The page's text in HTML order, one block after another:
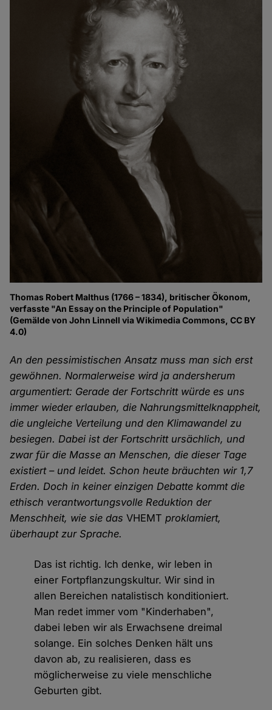
Thomas Robert Malthus (1766 – 1834), britischer Ökonom,
verfasste "An Essay on the Principle of Population"
(Gemälde von John Linnell via Wikimedia Commons, CC BY
4.0)
An den pessimistischen Ansatz muss man sich erst
gewöhnen. Normalerweise wird ja andersherum
argumentiert: Gerade der Fortschritt würde es uns
immer wieder erlauben, die Nahrungsmittelknappheit,
die ungleiche Verteilung und den Klimawandel zu
besiegen. Dabei ist der Fortschritt ursächlich, und
zwar für die Masse an Menschen, die dieser Tage
existiert – und leidet. Schon heute bräuchten wir 1,7
Erden. Doch in keiner einzigen Debatte kommt die
ethisch verantwortungsvolle Reduktion der
Menschheit, wie sie dasVHEMT proklamiert,
überhaupt zur Sprache.
Das ist richtig. Ich denke, wir leben in
einer Fortpflanzungskultur. Wir sind in
allen Bereichen natalistisch konditioniert.
Man redet immer vom "Kinderhaben",
dabei leben wir als Erwachsene dreimal
solange. Ein solches Denken hält uns
davon ab, zu realisieren, dass es
möglicherweise zu viele menschliche
Geburten gibt.